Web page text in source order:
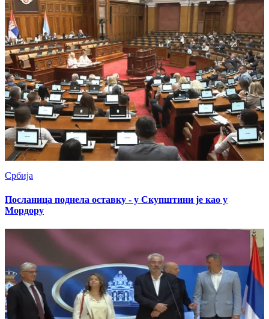
Србија
Посланица поднела оставку - у Скупштини је као у
Мордору